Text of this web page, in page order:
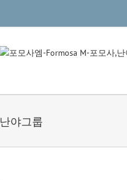
난야그룹